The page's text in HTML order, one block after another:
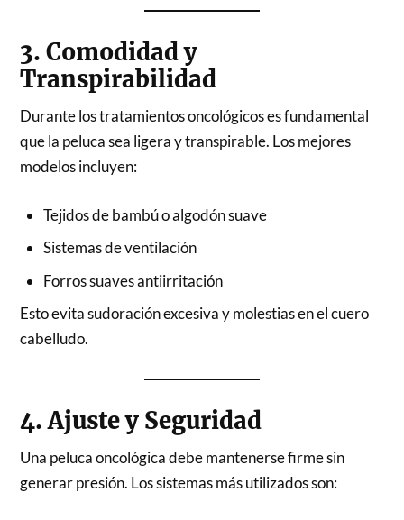
3. Comodidad y
Transpirabilidad
Durante los tratamientos oncológicos es fundamental
que la peluca sea ligera y transpirable. Los mejores
modelos incluyen:
Tejidos de bambú o algodón suave
Sistemas de ventilación
Forros suaves antiirritación
Esto evita sudoración excesiva y molestias en el cuero
cabelludo.
4. Ajuste y Seguridad
Una peluca oncológica debe mantenerse firme sin
generar presión. Los sistemas más utilizados son: